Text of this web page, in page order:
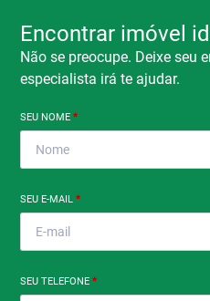
Encontrar imóvel
Não se preocupe. Deixe seu
especialista irá te ajudar.
SEU NOME*
SEU E-MAIL*
SEU TELEFONE*